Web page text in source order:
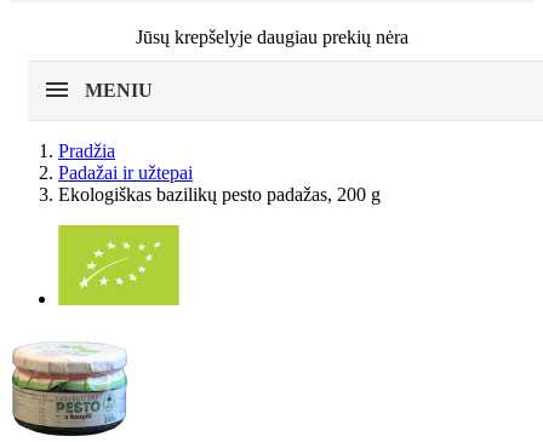
Jūsų krepšelyje daugiau prekių nėra
MENIU
Pradžia
Padažai ir užtepai
Ekologiškas bazilikų pesto padažas, 200 g